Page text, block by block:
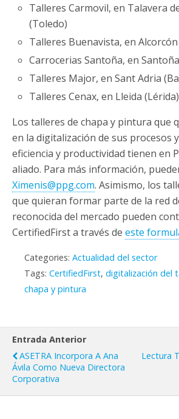
Talleres Carmovil, en Talavera
(Toledo)
Talleres Buenavista, en
Carrocerias Santoña, en
Talleres Major, en Sant Adria
Talleres Cenax, en Lleida (Lérida)
Los talleres de chapa y pintura que
en la digitalización de sus procesos
eficiencia y productividad tienen en
aliado. Para más información,
Ximenis@ppg.com. Asimismo, los
que quieran formar parte de la red
reconocida del mercado pueden
CertifiedFirst a través de este
Categories: Actualidad del sector
Tags: CertifiedFirst, digitalización del
chapa y pintura
Entrada Anterior
ASETRA Incorpora A Ana
Ávila Como Nueva Directora
Corporativa
Lectura